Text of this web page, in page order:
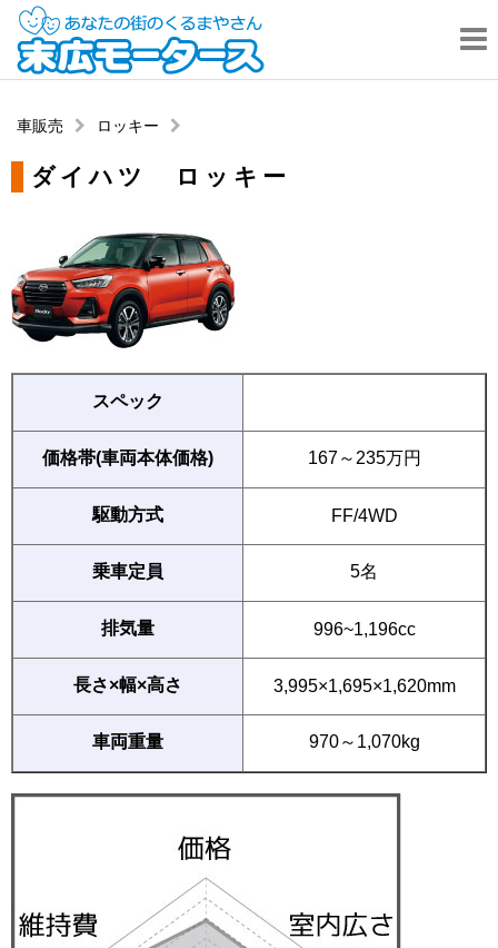
車販売 ロッキー
ダイハツ ロッキー
スペック
価格帯(車両本体価格) 167～235万円
駆動方式 FF/4WD
乗車定員 5名
排気量 996~1,196cc
長さ×幅×高さ 3,995×1,695×1,620mm
車両重量 970～1,070kg